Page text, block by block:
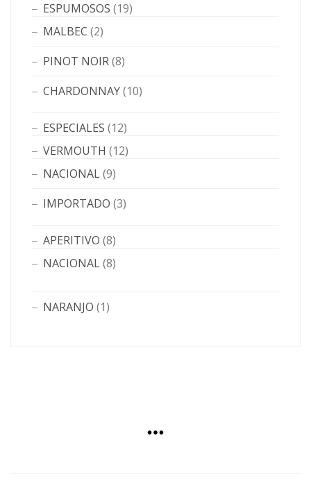
ESPUMOSOS (19)
MALBEC (2)
PINOT NOIR(8)
CHARDONNAY(10)
ESPECIALES (12)
VERMOUTH (12)
NACIONAL(9)
IMPORTADO (3)
APERITIVO (8)
NACIONAL(8)
NARANJO (1)